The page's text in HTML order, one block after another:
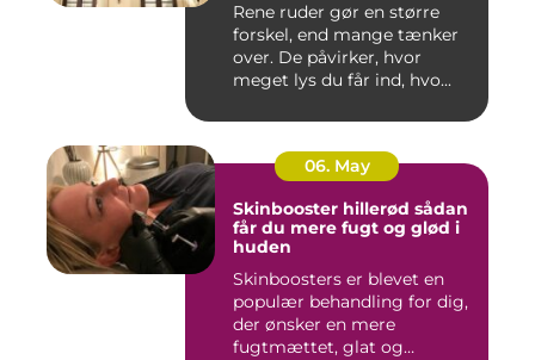
Rene ruder gør en større
forskel, end mange tænker
over. De påvirker, hvor
meget lys du får ind, hvo...
06. May
Skinbooster hillerød sådan
får du mere fugt og glød i
huden
Skinboosters er blevet en
populær behandling for dig,
der ønsker en mere
fugtmættet, glat og